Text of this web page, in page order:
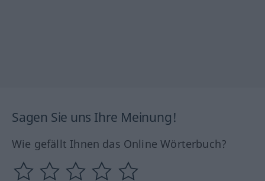
Sagen Sie uns Ihre Meinung!
Wie gefällt Ihnen das Online Wörterbuch?